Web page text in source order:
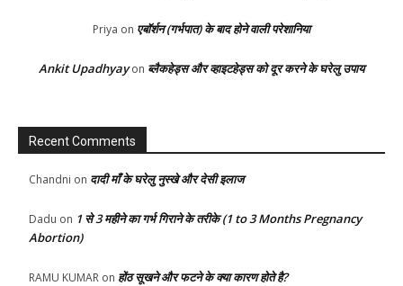
Priya on एबॉर्शन (गर्भपात) के बाद होने वाली परेशानिया
Ankit Upadhyayon ब्लैकहेड्स और व्हाइटहेड्स को दूर करने के घरेलु उपाय
Recent Comments
Chandni on दादी माँ के घरेलु नुस्खे और देसी इलाज
Dadu on 1 से 3 महीने का गर्भ गिराने के तरीके (1 to 3 Months Pregnancy
Abortion)
RAMU KUMAR on होंठ सूखने और फटने के क्या कारण होते है?